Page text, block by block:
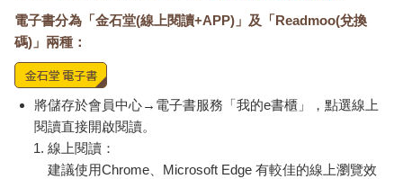
電子書分為「金石堂(線上閱讀+APP)」及「Readmoo(兌換
碼)」兩種：
將儲存於會員中心→電子書服務「我的e書櫃」，點選線上
閱讀直接開啟閱讀。
線上閱讀：
建議使用Chrome、Microsoft Edge 有較佳的線上瀏覽效